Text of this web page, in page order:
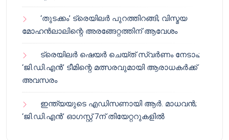
‘തുടക്കം’ ട്രെയിലർ പുറത്തിറങ്ങി; വിസ്മയ
മോഹൻലാലിന്റെ അരങ്ങേറ്റത്തിന് ആവേശം
ട്രെയിലർ ഷെയർ ചെയ്‌ത് സ്വർണം നേടാം;
‘ജി.ഡി.എൻ’ ടീമിന്റെ മത്സരവുമായി ആരാധകർക്ക്
അവസരം
ഇന്ത്യയുടെ എഡിസണായി ആർ. മാധവൻ;
‘ജി.ഡി.എൻ’ ഓഗസ്റ്റ് 7ന് തിയേറ്ററുകളിൽ